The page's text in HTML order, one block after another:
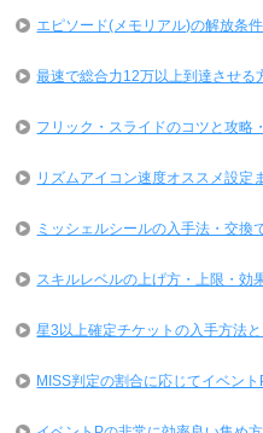
エピソード(メモリアル)の解放条
最速で総合力12万以上到達させる
フリック・スライドのコツと攻略
リズムアイコン速度オススメ設定
ミッシェルシールの入手法・交換
スキルレベルの上げ方・上限・効
星3以上確定チケットの入手方法
MISS判定の割合に応じてイベント